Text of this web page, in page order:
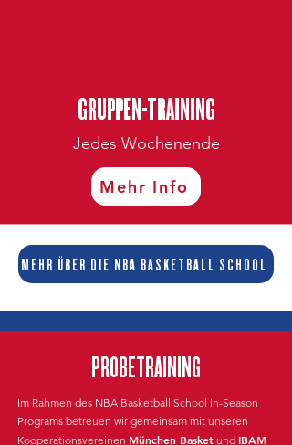
GRUPPEN-TRAINING
Jedes Wochenende
Mehr Info
MEHR ÜBER DIE NBA BASKETBALL SCHOOL
PROBETRAINING
Im Rahmen des NBA Basketball School In-Season
Programs betreuen wir gemeinsam mit unseren
Kooperationsvereinen München Basket und IBAM